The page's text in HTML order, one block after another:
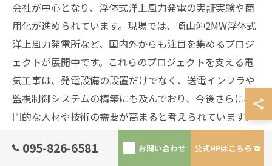
会社が中心となり、浮体式洋上風力発電の実証実験や商
用化が進められています。現場では、崎山沖2MW浮体式
洋上風力発電所など、国内外からも注目を集めるプロジ
ェクトが展開中です。これらのプロジェクトを支える電
気工事は、発電設備の設置だけでなく、送電インフラや
監視制御システムの構築にも及んでおり、今後さらに専
門的な人材や技術の需要が高まると考えられています。
電気工事が支える五島沖風力発電の現状
095-826-6581 お問い合わせ 公式HPはこちら